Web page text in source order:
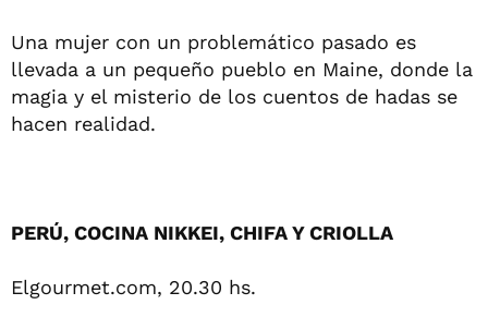
Una mujer con un problemático pasado es
llevada a un pequeño pueblo en Maine, donde la
magia y el misterio de los cuentos de hadas se
hacen realidad.
PERÚ, COCINA NIKKEI, CHIFA Y CRIOLLA
Elgourmet.com, 20.30 hs.